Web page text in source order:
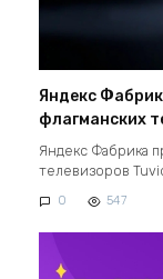
Яндекс
флагманских
Яндекс Фабрика
телевизоров
0 547